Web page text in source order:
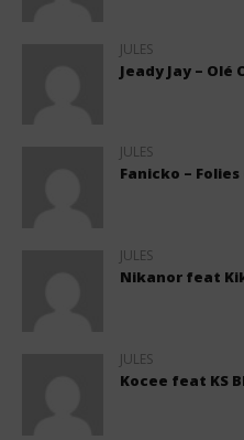
JULES
Jeady Jay –
JULES
Fanicko –
JULES
Nikanor feat
JULES
Kocee feat KS